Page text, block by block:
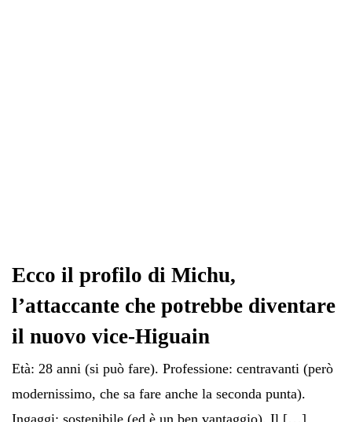
Ecco il profilo di Michu,
l’attaccante che potrebbe diventare
il nuovo vice-Higuain
Età: 28 anni (si può fare). Professione: centravanti (però
modernissimo, che sa fare anche la seconda punta).